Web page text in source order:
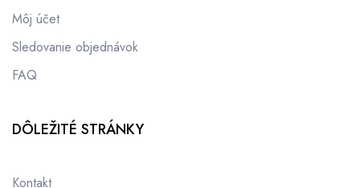
Môj účet
Sledovanie objednávok
FAQ
DÔLEŽITÉ STRÁNKY
Kontakt